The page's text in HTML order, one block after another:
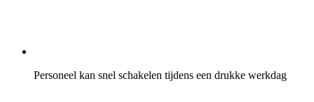
Personeel kan snel schakelen tijdens een drukke werkdag